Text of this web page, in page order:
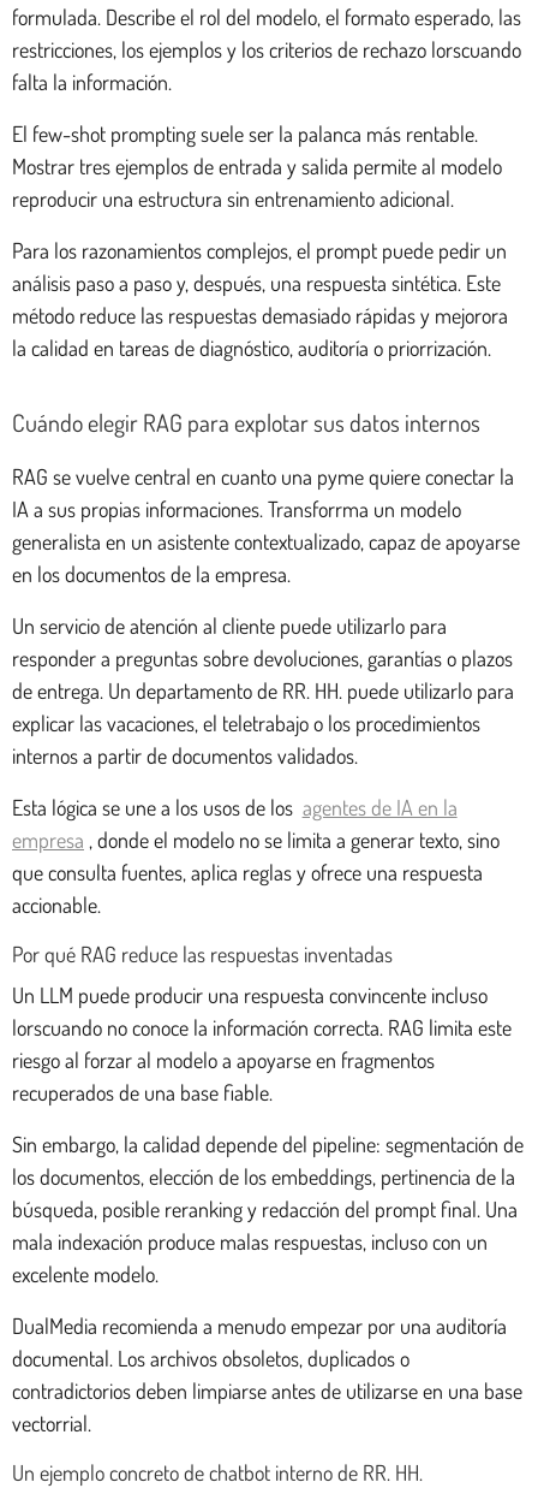
formulada. Describe el rol del modelo, el formato esperado, las
restricciones, los ejemplos y los criterios de rechazo lorscuando
falta la información.
El few-shot prompting suele ser la palanca más rentable.
Mostrar tres ejemplos de entrada y salida permite al modelo
reproducir una estructura sin entrenamiento adicional.
Para los razonamientos complejos, el prompt puede pedir un
análisis paso a paso y, después, una respuesta sintética. Este
método reduce las respuestas demasiado rápidas y mejorora
la calidad en tareas de diagnóstico, auditoría o priorrización.
Cuándo elegir RAG para explotar sus datos internos
RAG se vuelve central en cuanto una pyme quiere conectar la
IA a sus propias informaciones. Transforrma un modelo
generalista en un asistente contextualizado, capaz de apoyarse
en los documentos de la empresa.
Un servicio de atención al cliente puede utilizarlo para
responder a preguntas sobre devoluciones, garantías o plazos
de entrega. Un departamento de RR. HH. puede utilizarlo para
explicar las vacaciones, el teletrabajo o los procedimientos
internos a partir de documentos validados.
Esta lógica se une a los usos de los agentes de IA en la
empresa , donde el modelo no se limita a generar texto, sino
que consulta fuentes, aplica reglas y ofrece una respuesta
accionable.
Por qué RAG reduce las respuestas inventadas
Un LLM puede producir una respuesta convincente incluso
lorscuando no conoce la información correcta. RAG limita este
riesgo al forzar al modelo a apoyarse en fragmentos
recuperados de una base fiable.
Sin embargo, la calidad depende del pipeline: segmentación de
los documentos, elección de los embeddings, pertinencia de la
búsqueda, posible reranking y redacción del prompt final. Una
mala indexación produce malas respuestas, incluso con un
excelente modelo.
DualMedia recomienda a menudo empezar por una auditoría
documental. Los archivos obsoletos, duplicados o
contradictorios deben limpiarse antes de utilizarse en una base
vectorrial.
Un ejemplo concreto de chatbot interno de RR. HH.